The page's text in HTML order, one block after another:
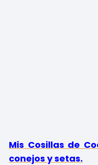
Mis Cosillas de
conejos y setas.